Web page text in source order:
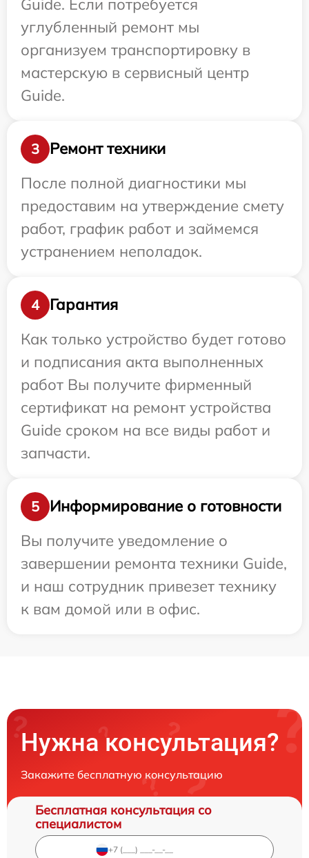
Guide. Если потребуется
углубленный ремонт мы
организуем транспортировку в
мастерскую в сервисный центр
Guide.
3
Ремонт техники
После полной диагностики мы
предоставим на утверждение смету
работ, график работ и займемся
устранением неполадок.
4
Гарантия
Как только устройство будет готово
и подписания акта выполненных
работ Вы получите фирменный
сертификат на ремонт устройства
Guide сроком на все виды работ и
запчасти.
5
Информирование о готовности
Вы получите уведомление о
завершении ремонта техники Guide,
и наш сотрудник привезет технику
к вам домой или в офис.
Нужна консультация?
Закажите бесплатную консультацию
Бесплатная консультация со
специалистом